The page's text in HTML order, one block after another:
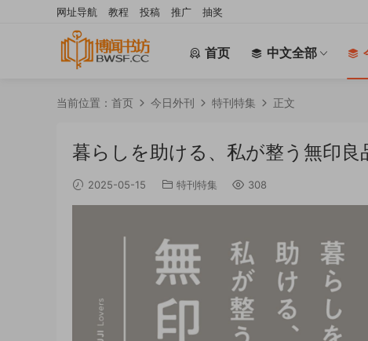
首页 中文全部
网址导航 教程 投稿 推广 抽奖
当前位置： 首页 今日外刊 特刊特集 正文
暮らしを助ける、私が整う無印良
2025-05-15 特刊特集 308